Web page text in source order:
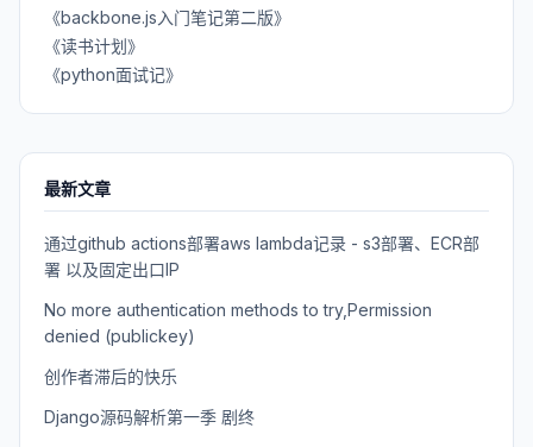
《backbone.js入门笔记第二版》
《读书计划》
《python面试记》
最新文章
通过github actions部署aws lambda记录 - s3部署、ECR部
署 以及固定出口IP
No more authentication methods to try,Permission
denied (publickey)
创作者滞后的快乐
Django源码解析第一季 剧终